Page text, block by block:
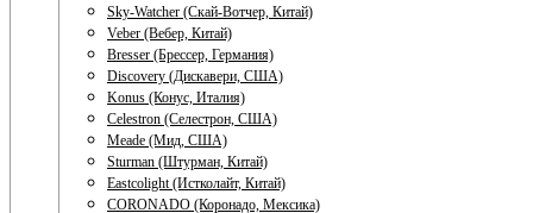
Sky-Watcher (Скай-Вотчер, Китай)
Veber (Вебер, Китай)
Bresser (Брессер, Германия)
Discovery (Дискавери, США)
Konus (Конус, Италия)
Celestron (Селестрон, США)
Meade (Мид, США)
Sturman (Штурман, Китай)
Eastcolight (Истколайт, Китай)
CORONADO (Коронадо, Мексика)